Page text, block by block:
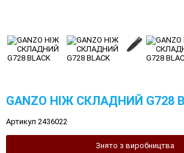
GANZO НІЖ СКЛАДНИЙ G728
Артикул 2436022
Знято з виробництва